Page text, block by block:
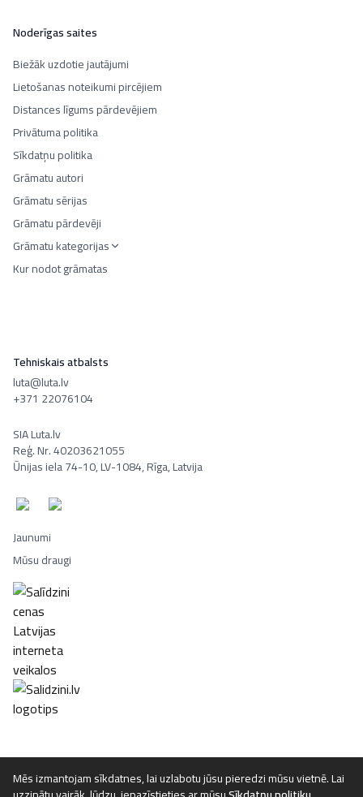
Mēs izmantojam sīkdatnes, lai uzlabotu jūsu pieredzi mūsu vietnē. Lai
Noderīgas saites
Biežāk uzdotie jautājumi
Lietošanas noteikumi pircējiem
Distances līgums pārdevējiem
Privātuma politika
Sīkdatņu politika
Grāmatu autori
Grāmatu sērijas
Grāmatu pārdevēji
Grāmatu kategorijas
Kur nodot grāmatas
Tehniskais atbalsts
luta@luta.lv
+371 22076104
SIA Luta.lv
Reģ. Nr. 40203621055
Ūnijas iela 74-10, LV-1084, Rīga, Latvija
Jaunumi
Mūsu draugi